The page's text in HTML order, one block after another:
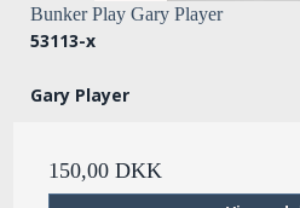
Bunker Play Gary Player
53113-x
Gary Player
150,00 DKK